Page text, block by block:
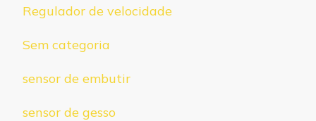
Regulador de velocidade
Sem categoria
sensor de embutir
sensor de gesso